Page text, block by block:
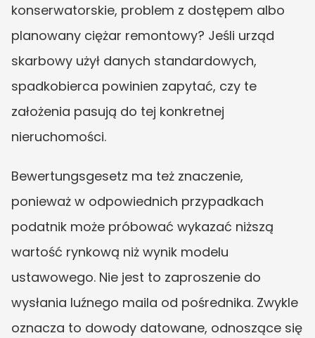
konserwatorskie, problem z dostępem albo
planowany ciężar remontowy? Jeśli urząd
skarbowy użył danych standardowych,
spadkobierca powinien zapytać, czy te
założenia pasują do tej konkretnej
nieruchomości.
Bewertungsgesetz ma też znaczenie,
ponieważ w odpowiednich przypadkach
podatnik może próbować wykazać niższą
wartość rynkową niż wynik modelu
ustawowego. Nie jest to zaproszenie do
wysłania luźnego maila od pośrednika. Zwykle
oznacza to dowody datowane, odnoszące się